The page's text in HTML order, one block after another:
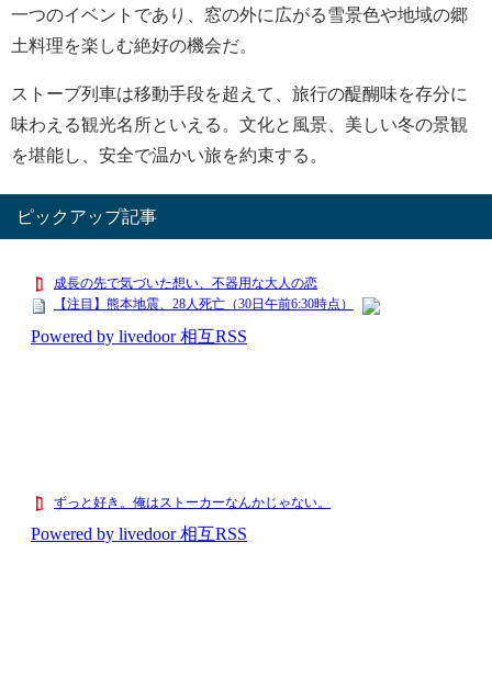
一つのイベントであり、窓の外に広がる雪景色や地域の郷
土料理を楽しむ絶好の機会だ。
ストーブ列車は移動手段を超えて、旅行の醍醐味を存分に
味わえる観光名所といえる。文化と風景、美しい冬の景観
を堪能し、安全で温かい旅を約束する。
ピックアップ記事